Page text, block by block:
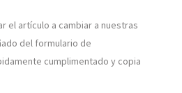
el artículo a cambiar a nuestras
del formulario de
cumplimentado y copia